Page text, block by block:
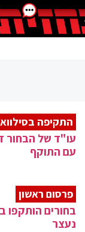
התקיפה
עו"ד של הבחור
עם התוקף
פרסום ראשון
בחורים הותקפו
נעצר